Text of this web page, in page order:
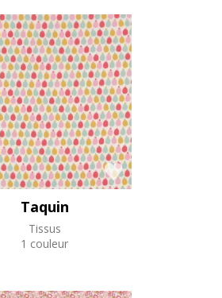
Taquin
Tissus
1 couleur